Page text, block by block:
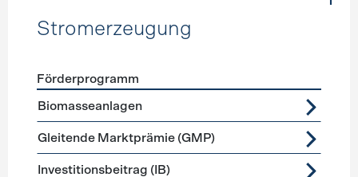
Stromerzeugung
Förderprogramme
Förderprogramm
Biomasseanlagen
Gleitende Marktprämie (GMP)
Investitionsbeitrag (IB)